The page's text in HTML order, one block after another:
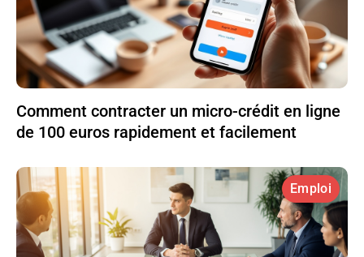
Comment contracter un micro-crédit en ligne
de 100 euros rapidement et facilement
Emploi